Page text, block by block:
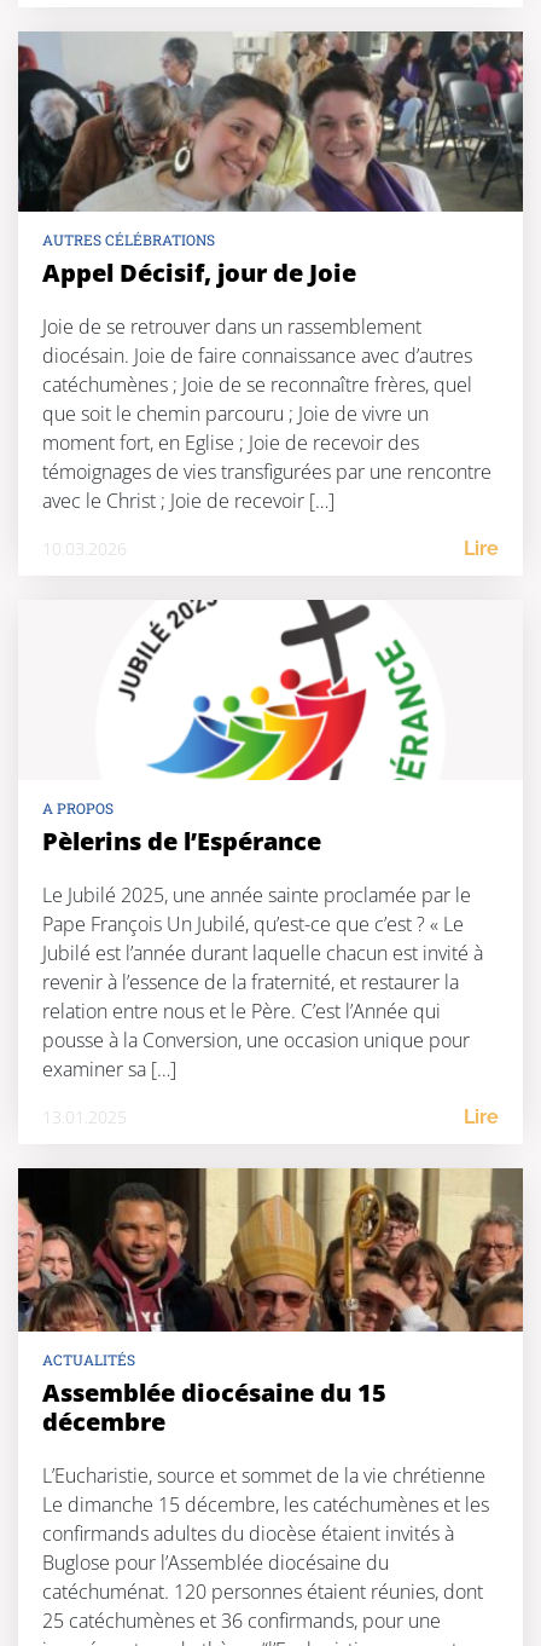
AUTRES CÉLÉBRATIONS
Appel Décisif, jour de Joie
Joie de se retrouver dans un rassemblement
diocésain. Joie de faire connaissance avec d’autres
catéchumènes ; Joie de se reconnaître frères, quel
que soit le chemin parcouru ; Joie de vivre un
moment fort, en Eglise ; Joie de recevoir des
témoignages de vies transfigurées par une rencontre
avec le Christ ; Joie de recevoir […]
10.03.2026 Lire
A PROPOS
Pèlerins de l’Espérance
Le Jubilé 2025, une année sainte proclamée par le
Pape François Un Jubilé, qu’est-ce que c’est ? « Le
Jubilé est l’année durant laquelle chacun est invité à
revenir à l’essence de la fraternité, et restaurer la
relation entre nous et le Père. C’est l’Année qui
pousse à la Conversion, une occasion unique pour
examiner sa […]
13.01.2025 Lire
ACTUALITÉS
Assemblée diocésaine du 15
décembre
L’Eucharistie, source et sommet de la vie chrétienne
Le dimanche 15 décembre, les catéchumènes et les
confirmands adultes du diocèse étaient invités à
Buglose pour l’Assemblée diocésaine du
catéchuménat. 120 personnes étaient réunies, dont
25 catéchumènes et 36 confirmands, pour une